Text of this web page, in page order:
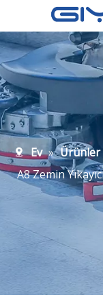
Ev » Ürünler
A8 Zemin